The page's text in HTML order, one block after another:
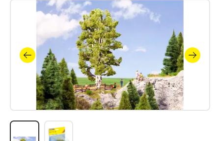
Bildergalerie überspringen